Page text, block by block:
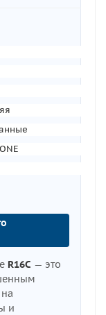
R16C — это
и